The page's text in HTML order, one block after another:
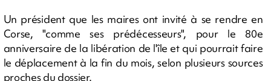
Un président que les maires ont invité à se rendre en
Corse, "comme ses prédécesseurs", pour le 80e
anniversaire de la libération de l'île et qui pourrait faire
le déplacement à la fin du mois, selon plusieurs sources
proches du dossier.